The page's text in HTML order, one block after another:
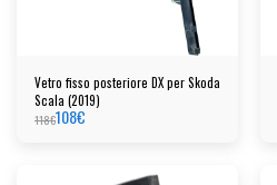
Vetro fisso posteriore DX per Skoda
Scala (2019)
118€108€